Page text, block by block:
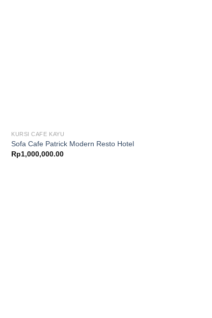
KURSI CAFE KAYU
Sofa Cafe Patrick Modern Resto Hotel
Rp1,000,000.00